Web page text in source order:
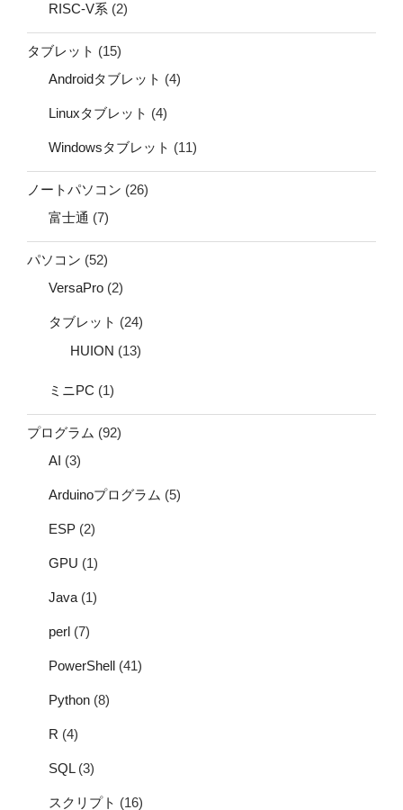
RISC-V系 (2)
タブレット (15)
Androidタブレット (4)
Linuxタブレット (4)
Windowsタブレット (11)
ノートパソコン (26)
富士通 (7)
パソコン (52)
VersaPro (2)
タブレット (24)
HUION (13)
ミニPC (1)
プログラム (92)
AI (3)
Arduinoプログラム (5)
ESP (2)
GPU (1)
Java (1)
perl (7)
PowerShell (41)
Python (8)
R (4)
SQL(3)
スクリプト (16)